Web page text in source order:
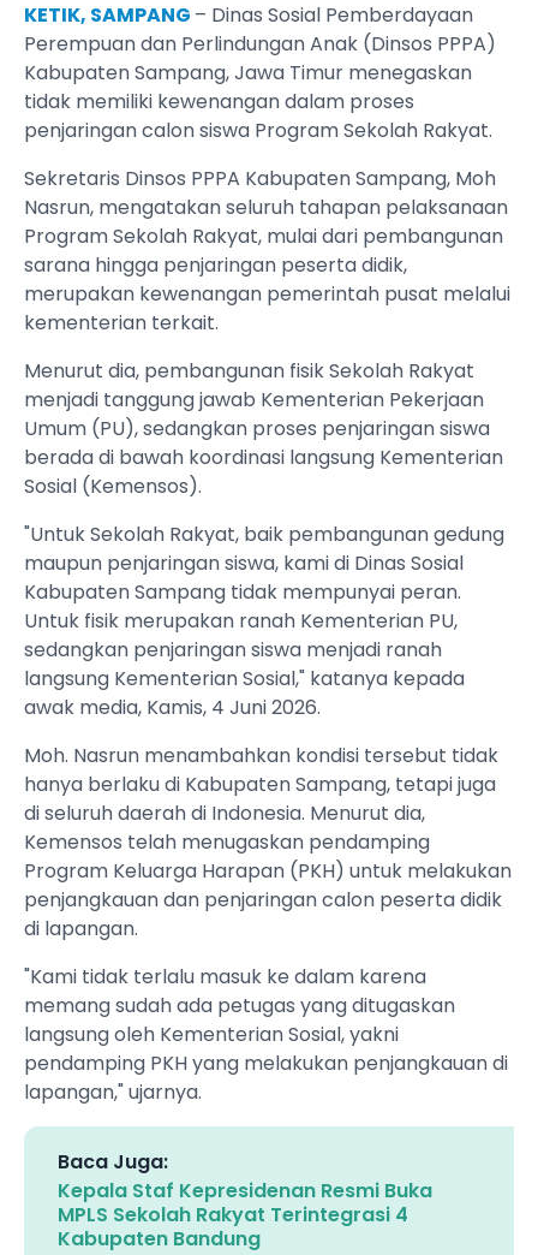
KETIK, SAMPANG – Dinas Sosial Pemberdayaan
Perempuan dan Perlindungan Anak (Dinsos PPPA)
Kabupaten Sampang, Jawa Timur menegaskan
tidak memiliki kewenangan dalam proses
penjaringan calon siswa Program Sekolah Rakyat.
Sekretaris Dinsos PPPA Kabupaten Sampang, Moh
Nasrun, mengatakan seluruh tahapan pelaksanaan
Program Sekolah Rakyat, mulai dari pembangunan
sarana hingga penjaringan peserta didik,
merupakan kewenangan pemerintah pusat melalui
kementerian terkait.
Menurut dia, pembangunan fisik Sekolah Rakyat
menjadi tanggung jawab Kementerian Pekerjaan
Umum (PU), sedangkan proses penjaringan siswa
berada di bawah koordinasi langsung Kementerian
Sosial (Kemensos).
"Untuk Sekolah Rakyat, baik pembangunan gedung
maupun penjaringan siswa, kami di Dinas Sosial
Kabupaten Sampang tidak mempunyai peran.
Untuk fisik merupakan ranah Kementerian PU,
sedangkan penjaringan siswa menjadi ranah
langsung Kementerian Sosial," katanya kepada
awak media, Kamis, 4 Juni 2026.
Moh. Nasrun menambahkan kondisi tersebut tidak
hanya berlaku di Kabupaten Sampang, tetapi juga
di seluruh daerah di Indonesia. Menurut dia,
Kemensos telah menugaskan pendamping
Program Keluarga Harapan (PKH) untuk melakukan
penjangkauan dan penjaringan calon peserta didik
di lapangan.
"Kami tidak terlalu masuk ke dalam karena
memang sudah ada petugas yang ditugaskan
langsung oleh Kementerian Sosial, yakni
pendamping PKH yang melakukan penjangkauan di
lapangan," ujarnya.
Baca Juga:
Kepala Staf Kepresidenan Resmi Buka
MPLS Sekolah Rakyat Terintegrasi 4
Kabupaten Bandung